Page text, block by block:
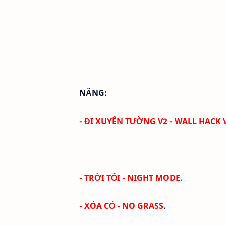
NĂNG:
- ĐI XUYÊN TƯỜNG V2 - WALL HACK
- TRỜI TỐI - NIGHT MODE.
- XÓA CỎ - NO GRASS.